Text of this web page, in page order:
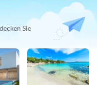
Sie